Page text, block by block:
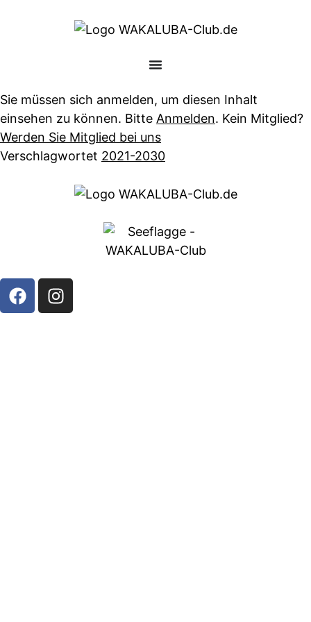
Sie müssen sich anmelden, um diesen Inhalt
einsehen zu können. Bitte Anmelden. Kein Mitglied?
Werden Sie Mitglied bei uns
Verschlagwortet 2021-2030